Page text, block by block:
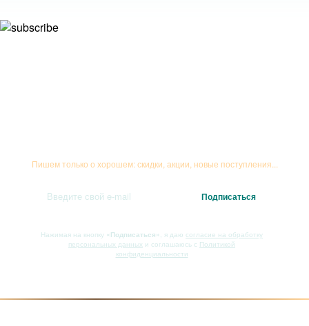
Пишем только о хорошем: скидки, акции, новые поступления...
Нажимая на кнопку «Подписаться» , я даю согласие на обработку
персональных данных и соглашаюсь с Политикой
конфиденциальности